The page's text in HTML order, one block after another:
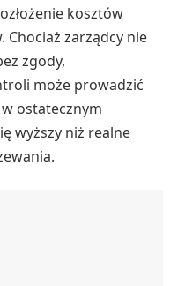
kosztów
Chociaż zarządcy nie
zgody,
może prowadzić
ostatecznym
wyższy niż realne